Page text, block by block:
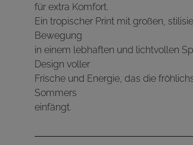
für extra Komfort.
Ein tropischer Print mit großen,
Bewegung
in einem lebhaften und lichtvollen
Design voller
Frische und Energie, das die
Sommers
einfängt.